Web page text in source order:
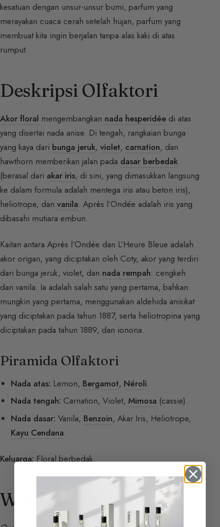
kesatuan dengan unsur-unsur bumi, parfum yang
merayakan cuaca cerah setelah hujan, parfum yang
membuat kita ingin berjalan tanpa alas kaki di atas
rumput.
Deskripsi Olfaktori
Akor floral mengembangkan nada hesperidée di atas
yang disertai nada anise. Di tengah, rangkaian bunga
yang kaya dari bunga jeruk, violet, carnation, dan
hawthorn memberikan jalan pada dasar berbedak
(berasal dari akar iris, di sini, yang dimasukkan langsung
ke dalam formula adalah mentega iris atau beton iris),
heliotrope, dan vanila. Après l’Ondée adalah iris yang
dibasahi mutiara embun.
Kaitan antara Après l’Ondée dan L’Heure Bleue adalah
akor origan, yang diciptakan oleh Coty, akor yang terdiri
dari bunga jeruk, violet, dan nada rempah: cengkeh
dan vanila. Ia adalah salah satu yang pertama, bahkan
mungkin yang pertama, menggunakan aldehida anisikat
yang diciptakan pada tahun 1887, serta heliotropina yang
diciptakan pada tahun 1889, dan ionona.
Piramida Olfaktori
Nada atas: Lemon, Bergamot, Néroli.
Nada tengah: Carnation, Violet,Mimosa (cassie).
Nada dasar: Vanila, Benzoin, Akar Iris, Heliotrope,
Kayu Cendana.
Keluarga: Floral berbedak.
Warisan dan Botol